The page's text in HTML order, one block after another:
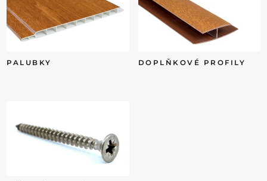
PALUBKY DOPLŇKOVÉ PROFILY